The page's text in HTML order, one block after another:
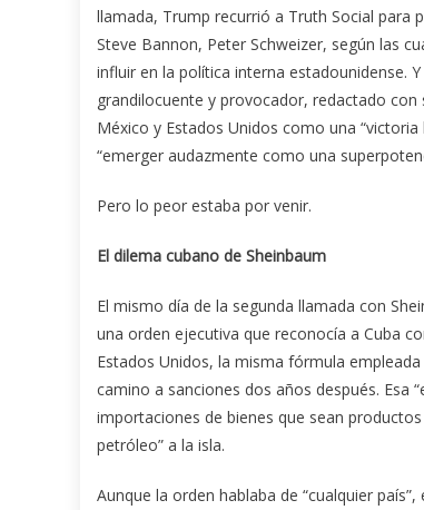
llamada, Trump recurrió a Truth Social para
Steve Bannon, Peter Schweizer, según las
influir en la política interna estadounidense.
grandilocuente y provocador, redactado
México y Estados Unidos como una
“emerger audazmente como una
Pero lo peor estaba por venir.
El dilema cubano de Sheinbaum
El mismo día de la segunda llamada con
una orden ejecutiva que reconocía a Cuba
Estados Unidos, la misma fórmula
camino a sanciones dos años después. Esa
importaciones de bienes que sean
petróleo” a la isla.
Aunque la orden hablaba de “cualquier